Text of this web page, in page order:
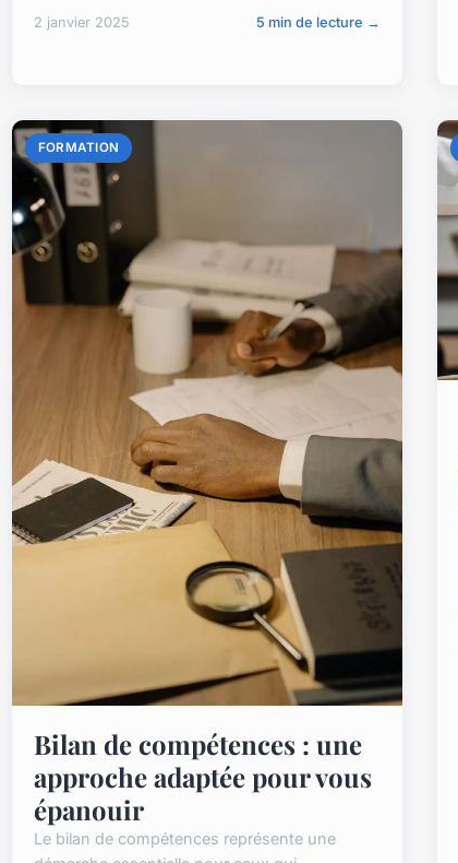
2 janvier 2025 5 min de lecture →
FORMATION
Bilan de compétences : une
approche adaptée pour vous
épanouir
Le bilan de compétences représente une